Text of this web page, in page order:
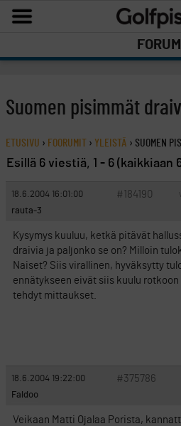
FORUM
Suomen pisimmät
ETUSIVU › FOORUMIT › YLEISTÄ › SUOMEN
Esillä 6 viestiä, 1 - 6 (kaikkiaan
18.6.2004 16:01:00 #184190
rauta-3
Kysymys kuuluu, ketkä pitävät
draivia ja paljonko se on? Milloin
Naiset? Siis virallinen, hyväksytty
ennätykseen eivät siis kuulu
tehdyt mittaukset.
18.6.2004 19:22:00 #375786
Faldoo
Veikaan Matti Ojalaa Porista,